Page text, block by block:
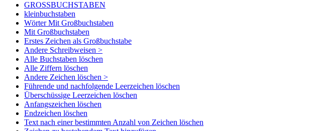
GROSSBUCHSTABEN
kleinbuchstaben
Wörter Mit Großbuchstaben
Mit Großbuchstaben
Erstes Zeichen als Großbuchstabe
Andere Schreibweisen >
Alle Buchstaben löschen
Alle Ziffern löschen
Andere Zeichen löschen >
Führende und nachfolgende Leerzeichen löschen
Überschüssige Leerzeichen löschen
Anfangszeichen löschen
Endzeichen löschen
Text nach einer bestimmten Anzahl von Zeichen löschen